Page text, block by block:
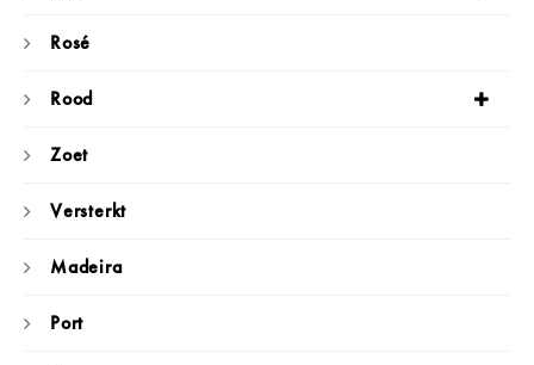
Rosé
Rood
Zoet
Versterkt
Madeira
Port